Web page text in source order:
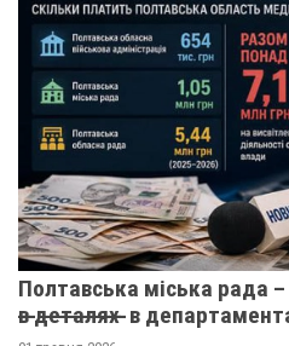
Полтавська міська рада
в̶ ̶д̶е̶т̶а̶л̶я̶х̶ ̶ в